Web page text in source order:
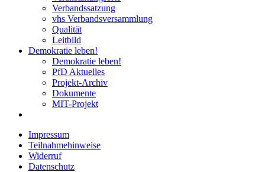
Verbandssatzung
vhs Verbandsversammlung
Qualität
Leitbild
Demokratie leben!
Demokratie leben!
PfD Aktuelles
Projekt-Archiv
Dokumente
MIT-Projekt
Impressum
Teilnahmehinweise
Widerruf
Datenschutz